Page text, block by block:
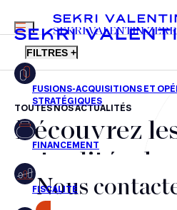
FR EN
MENU
SEKRI VALENTIN
FILTRES +
Fusions-acquisitions et
Financement
Fiscalité
TOUTES NOS ACTUALITÉS
Découvrez
actualités du
nos
Nous